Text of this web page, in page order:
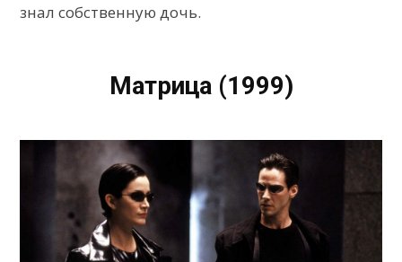
знал собственную дочь.
Матрица (1999)